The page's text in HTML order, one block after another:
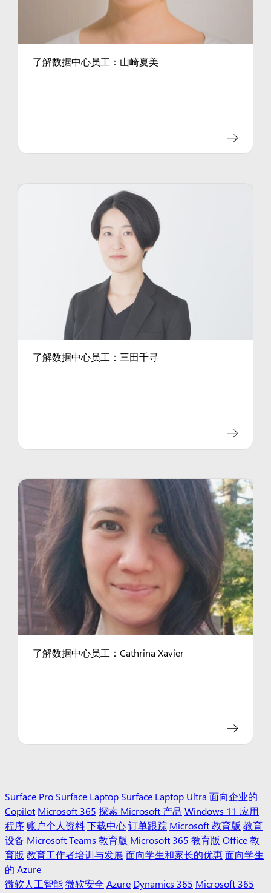
了解数据中心员工：山崎夏美
了解数据中心员工：三田千寻
了解数据中心员工：Cathrina Xavier
Surface Pro Surface Laptop Surface Laptop Ultra 面向企业的
Copilot Microsoft 365 探索 Microsoft 产品 Windows 11 应用
程序 账户个人资料下载中心订单跟踪 Microsoft 教育版 教育
设备 Microsoft Teams 教育版 Microsoft 365 教育版 Office 教
育版 教育工作者培训与发展 面向学生和家长的优惠面向学生
的 Azure
微软人工智能微软安全 Azure Dynamics 365 Microsoft 365